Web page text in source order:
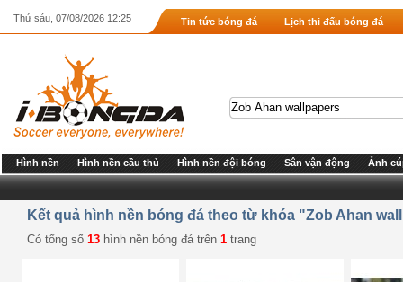
Thứ sáu, 07/08/2026 12:25 Tin tức bóng đá Lịch thi đấu bóng đá
Hình nền Hình nền cầu thủ Hình nền đội bóng Sân vận động Ảnh
Kết quả hình nền bóng đá theo từ khóa "Zob Ahan
Có tổng số 13 hình nền bóng đá trên 1 trang